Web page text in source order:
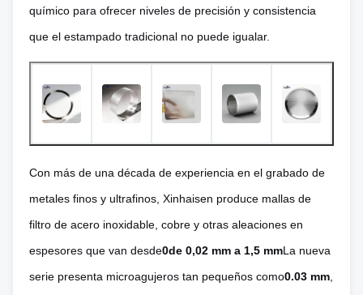
químico para ofrecer niveles de precisión y consistencia
que el estampado tradicional no puede igualar.
Con más de una década de experiencia en el grabado de
metales finos y ultrafinos, Xinhaisen produce mallas de
filtro de acero inoxidable, cobre y otras aleaciones en
espesores que van desde0de 0,02 mm a 1,5 mmLa nueva
serie presenta micro­agujeros tan pequeños como0.03 mm